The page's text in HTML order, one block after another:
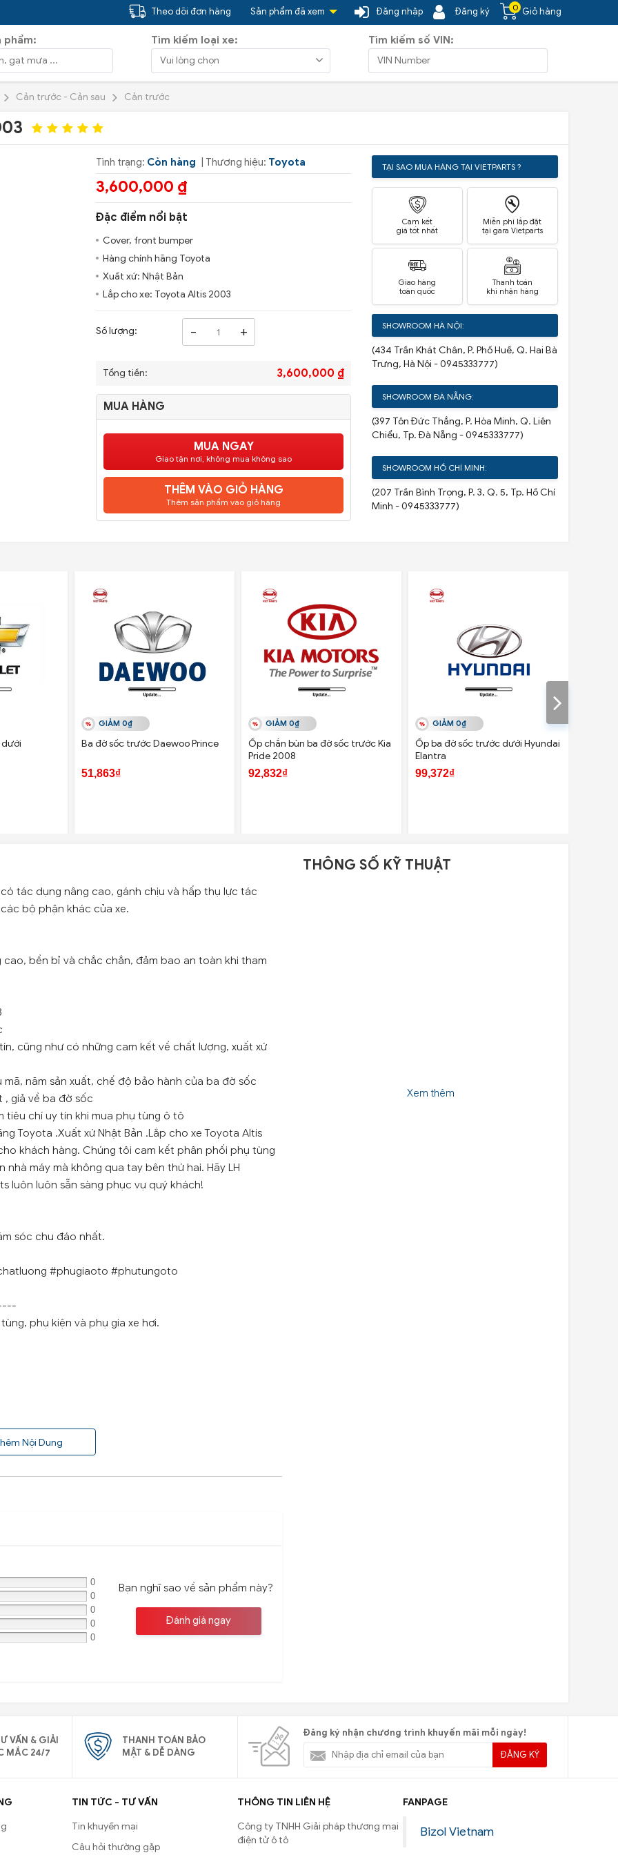
0 Giỏ hàng
Đăng ký
Đăng nhập
Sản phẩm đã xem
Theo dõi đơn hàng
phẩm: Tìm kiếm loại xe: Tìm kiếm số VIN:
Cản trước - Cản sau Cản trước
Tình trạng: Còn hàng | Thương hiệu: Toyota
3,600,000 ₫
Đặc điểm nổi bật
Cover, front bumper
Hàng chính hãng Toyota
Xuất xứ: Nhật Bản
Lắp cho xe: Toyota Altis 2003
Số lượng: - +
Tổng tiền: 3,600,000 ₫
MUA HÀNG
MUA NGAY
Giao tận nơi, không mua không sao
THÊM VÀO GIỎ HÀNG
Thêm sản phẩm vào giỏ hàng
TẠI SAO MUA HÀNG TẠI VIETPARTS ?
Cam kết
giá tốt nhất
Miễn phí lắp đặt
tại gara Vietparts
Giao hàng
toàn quốc
Thanh toán
khi nhận hàng
SHOWROOM HÀ NỘI:
(434 Trần Khát Chân, P. Phố Huế, Q. Hai Bà
Trưng, Hà Nội - 0945333777)
SHOWROOM ĐÀ NẴNG:
(397 Tôn Đức Thắng, P. Hòa Minh, Q. Liên
Chiểu, Tp. Đà Nẵng - 0945333777)
SHOWROOM HỒ CHÍ MINH:
(207 Trần Bình Trọng, P. 3, Q. 5, Tp. Hồ Chí
Minh - 0945333777)
GIẢM 0₫
Ba đờ sốc trước Daewoo Prince
51,863₫
GIẢM 0₫
Ốp chắn bùn ba đờ sốc trước Kia
Pride 2008
92,832₫
GIẢM 0₫
Ốp ba đờ sốc trước dưới Hyundai
Elantra
99,372₫
tác dụng nâng cao, gánh chịu và hấp thụ lực tác
bộ phận khác của xe.
bền bỉ và chắc chắn, đảm bao an toàn khi tham
cũng như có những cam kết về chất lượng, xuất xứ
năm sản xuất, chế độ bảo hành của ba đờ sốc
, giả về ba đờ sốc
tiêu chí uy tín khi mua phụ tùng ô tô
Toyota .Xuất xứ Nhật Bản .Lắp cho xe Toyota Altis
khách hàng. Chúng tôi cam kết phân phối phụ tùng
máy mà không qua tay bên thứ hai. Hãy LH
luôn luôn sẵn sàng phục vụ quý khách!
sóc chu đáo nhất.
#phugiaoto #phutungoto
phụ kiện và phụ gia xe hơi.
Nội Dung
0
0
0
0
0
Bạn nghĩ sao về sản phẩm này?
Đánh giá ngay
THÔNG SỐ KỸ THUẬT
Xem thêm
VẤN & GIẢI
MẮC 24/7
THANH TOÁN BẢO
MẬT & DỄ DÀNG
Đăng ký nhận chương trình khuyến mãi mỗi ngày!
ĐĂNG KÝ
TIN TỨC - TƯ VẤN
Tin khuyến mại
Câu hỏi thường gặp
THÔNG TIN LIÊN HỆ
Công ty TNHH Giải pháp thương mại
điện tử ô tô
FANPAGE
Bizol Vietnam